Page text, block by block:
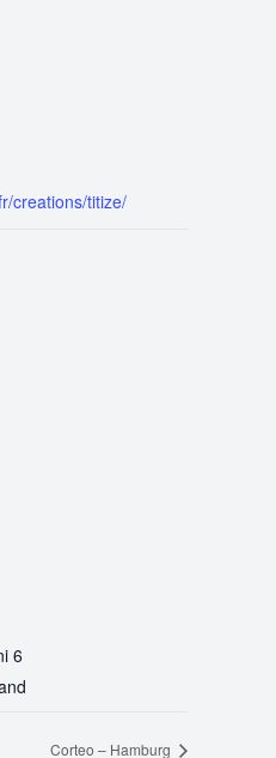
creations/titize/
6
Corteo – Hamburg